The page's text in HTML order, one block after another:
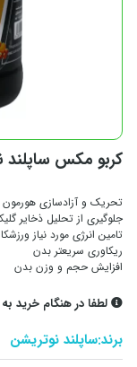
کربو مکس ساپلند
تحریک و آزادسازی هورمون
جلوگیری از تحلیل ذخایر
تامین انرژی مورد نیاز
ریکاوری سریعتر بدن
افزایش حجم و وزن بدن
لطفا در هنگام خرید
برند:ساپلند نوتریشن